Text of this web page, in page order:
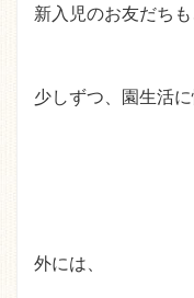
新入児のお友だちも
少しずつ、園生活
外には、